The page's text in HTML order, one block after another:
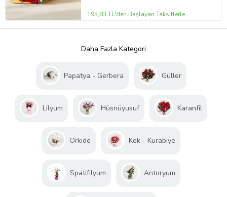
195,83 TL'den Başlayan Taksitlerle
Daha Fazla Kategori
Papatya - Gerbera Güller
Lilyum Hüsnüyusuf Karanfil
Orkide Kek - Kurabiye
Spatifilyum Antoryum